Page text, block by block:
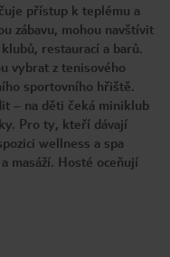
přístup k teplému a
zábavu, mohou navštívit
restaurací a barů.
vybrat z tenisového
sportovního hřiště.
– na děti čeká miniklub
Pro ty, kteří dávají
wellness a spa
masáží. Hosté oceňují